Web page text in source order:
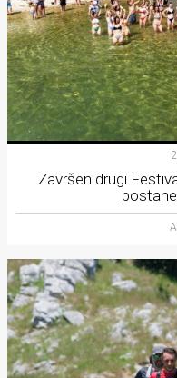
Završen drugi